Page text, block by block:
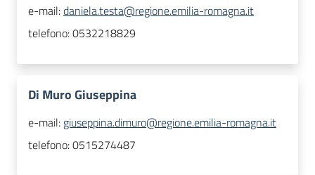
e-mail:daniela.testa@regione.emilia-romagna.it
telefono:0532218829
Di Muro Giuseppina
e-mail: giuseppina.dimuro@regione.emilia-romagna.it
telefono:0515274487